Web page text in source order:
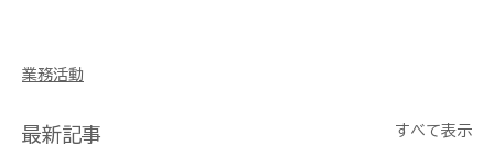
業務活動
最新記事 すべて表示